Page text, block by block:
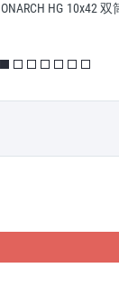
HG 10x42